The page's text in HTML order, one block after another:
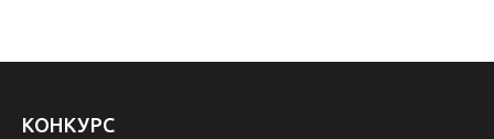
КОНКУРС